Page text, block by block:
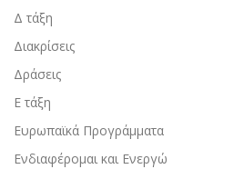
Δ τάξη
Διακρίσεις
Δράσεις
Ε τάξη
Ευρωπαϊκά Προγράμματα
Ενδιαφέρομαι και Ενεργώ